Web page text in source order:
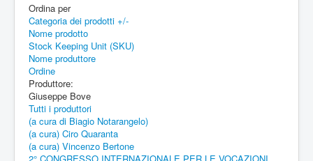
Ordina per
Categoria dei prodotti +/-
Nome prodotto
Stock Keeping Unit (SKU)
Nome produttore
Ordine
Produttore:
Giuseppe Bove
Tutti i produttori
(a cura di Biagio Notarangelo)
(a cura) Ciro Quaranta
(a cura) Vincenzo Bertone